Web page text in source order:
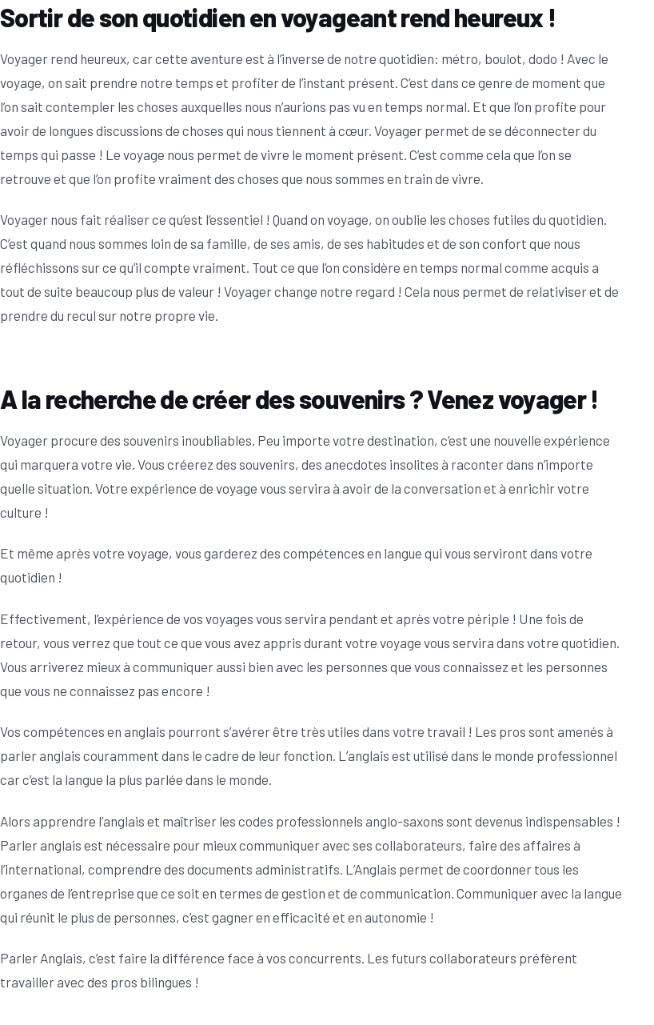
Sortir de son quotidien en voyageant rend heureux !
Voyager rend heureux, car cette aventure est à l’inverse de notre quotidien: métro, boulot, dodo ! Avec le
voyage, on sait prendre notre temps et profiter de l’instant présent. C’est dans ce genre de moment que
l’on sait contempler les choses auxquelles nous n’aurions pas vu en temps normal. Et que l’on profite pour
avoir de longues discussions de choses qui nous tiennent à cœur. Voyager permet de se déconnecter du
temps qui passe ! Le voyage nous permet de vivre le moment présent. C’est comme cela que l’on se
retrouve et que l’on profite vraiment des choses que nous sommes en train de vivre.
Voyager nous fait réaliser ce qu’est l’essentiel ! Quand on voyage, on oublie les choses futiles du quotidien.
C’est quand nous sommes loin de sa famille, de ses amis, de ses habitudes et de son confort que nous
réfléchissons sur ce qu’il compte vraiment. Tout ce que l’on considère en temps normal comme acquis a
tout de suite beaucoup plus de valeur ! Voyager change notre regard ! Cela nous permet de relativiser et de
prendre du recul sur notre propre vie.
A la recherche de créer des souvenirs ? Venez voyager !
Voyager procure des souvenirs inoubliables. Peu importe votre destination, c’est une nouvelle expérience
qui marquera votre vie. Vous créerez des souvenirs, des anecdotes insolites à raconter dans n’importe
quelle situation. Votre expérience de voyage vous servira à avoir de la conversation et à enrichir votre
culture !
Et même après votre voyage, vous garderez des compétences en langue qui vous serviront dans votre
quotidien !
Effectivement, l’expérience de vos voyages vous servira pendant et après votre périple ! Une fois de
retour, vous verrez que tout ce que vous avez appris durant votre voyage vous servira dans votre quotidien.
Vous arriverez mieux à communiquer aussi bien avec les personnes que vous connaissez et les personnes
que vous ne connaissez pas encore !
Vos compétences en anglais pourront s’avérer être très utiles dans votre travail ! Les pros sont amenés à
parler anglais couramment dans le cadre de leur fonction. L’anglais est utilisé dans le monde professionnel
car c’est la langue la plus parlée dans le monde.
Alors apprendre l’anglais et maîtriser les codes professionnels anglo-saxons sont devenus indispensables !
Parler anglais est nécessaire pour mieux communiquer avec ses collaborateurs, faire des affaires à
l’international, comprendre des documents administratifs. L’Anglais permet de coordonner tous les
organes de l’entreprise que ce soit en termes de gestion et de communication. Communiquer avec la langue
qui réunit le plus de personnes, c’est gagner en efficacité et en autonomie !
Parler Anglais, c’est faire la différence face à vos concurrents. Les futurs collaborateurs préfèrent
travailler avec des pros bilingues !